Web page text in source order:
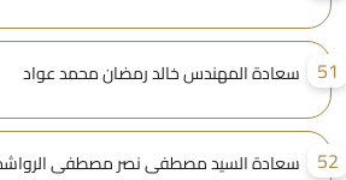
سعادة المهندس خالد رمضان محمد عواد
سعادة السيد مصطفى نصر مصطفى الرواشدة